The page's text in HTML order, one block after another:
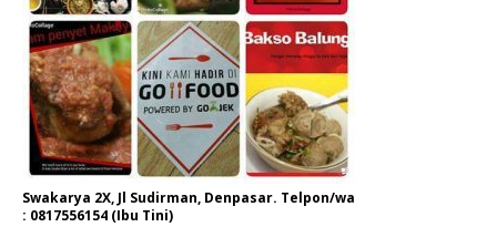
Swakarya 2X, Jl Sudirman, Denpasar. Telpon/wa
: 0817556154 (Ibu Tini)